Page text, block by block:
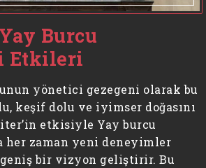
Burcu
Etkileri
yönetici gezegeni olarak bu
keşif dolu ve iyimser doğasını
etkisiyle Yay burcu
her zaman yeni deneyimler
bir vizyon geliştirir. Bu